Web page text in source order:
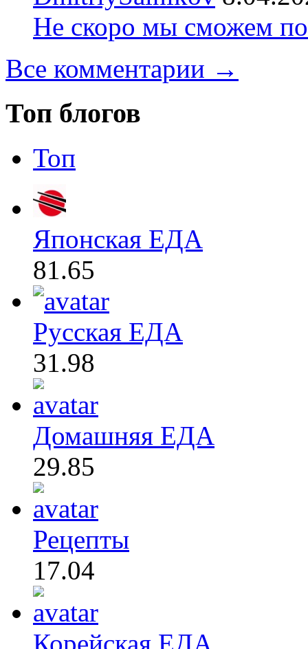
Не скоро мы сможем
Все комментарии →
Топ блогов
Топ
Японская ЕДА
81.65
Русская ЕДА
31.98
Домашняя ЕДА
29.85
Рецепты
17.04
Корейская ЕДА